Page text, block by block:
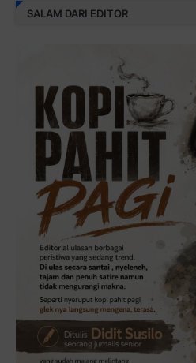
SALAM DARI EDITOR